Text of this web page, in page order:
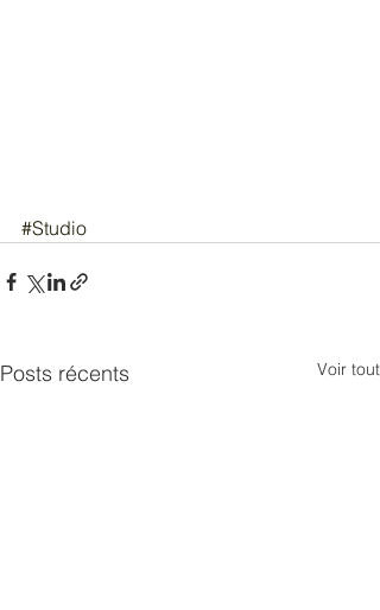
#Studio
Posts récents Voir tout